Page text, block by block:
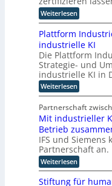
n
d
u
s
t
r
i
e
e
r
m
ö
g
l
i
c
E
O
u
m
C
b
e
r
R
e
s
i
i
e
n
c
e
A
c
t
n
t
e
r
n
e
T
r
a
n
s
o
r
t
l
o
g
i
s
t
t
a
l
n
d
E
l
a
n
i
n
d
u
s
t
r
i
a
l
i
Weiterlesen:
K
A
s
i
s
t
e
n
t
s
t
a
t
t
k
l
a
Plattform
industrielle KI
Die Plattform
Strategie- und
industrielle KI in
Weiterlesen:
P
a
t
t
f
o
r
m
I
n
Partnerschaft
Mit industrieller
Betrieb
IFS und Siemens
Partnerschaft an.
Weiterlesen:
M
i
Stiftung für